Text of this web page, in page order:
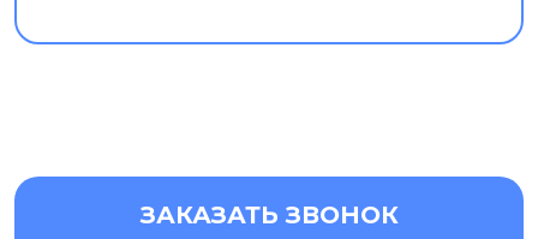
ЗАКАЗАТЬ ЗВОНОК